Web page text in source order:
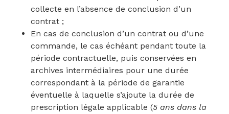
collecte en l’absence de conclusion d’un
contrat ;
En cas de conclusion d’un contrat ou d’une
commande, le cas échéant pendant toute la
période contractuelle, puis conservées en
archives intermédiaires pour une durée
correspondant à la période de garantie
éventuelle à laquelle s’ajoute la durée de
prescription légale applicable (5 ans dans la